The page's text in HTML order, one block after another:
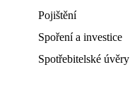
Pojištění
Spoření a investice
Spotřebitelské